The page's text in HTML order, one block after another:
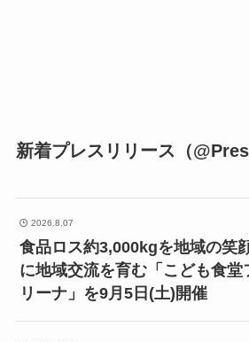
新着プレスリリース（
2026.8.07
食品ロス約3,000kgを地域の笑
に地域交流を育む「こども食堂
リーナ」を9月5日(土)開催